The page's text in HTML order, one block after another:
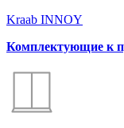
Kraab INNOY
Комплектующие к